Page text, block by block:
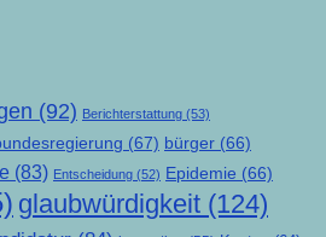
(92) Berichterstattung (53)
(67) bürger (66)
(83) Entscheidung (52) Epidemie (66)
glaubwürdigkeit (124)